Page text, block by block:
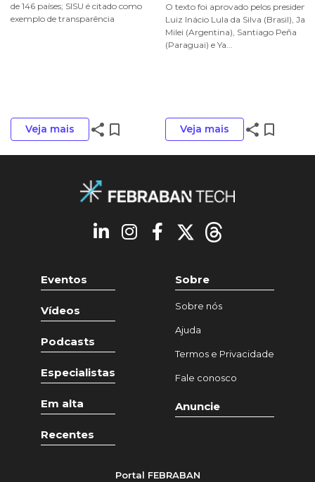
de 146 países; SISU é citado como
exemplo de transparência
Veja mais share bookmark_border
O texto foi aprovado pelos
Luiz Inácio Lula da Silva (Brasil),
Milei (Argentina), Santiago Peña
(Paraguai) e Ya...
Veja mais share bookmark_border
Eventos
Vídeos
Podcasts
Especialistas
Em alta
Recentes
Sobre
Sobre nós
Ajuda
Termos e Privacidade
Fale conosco
Anuncie
Portal FEBRABAN